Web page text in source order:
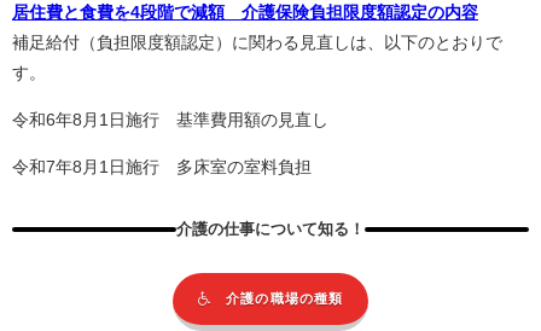
居住費と食費を4段階で減額 介護保険負担限度額認定の内容
補足給付（負担限度額認定）に関わる見直しは、以下のとおりで
す。
令和6年8月1日施行 基準費用額の見直し
令和7年8月1日施行 多床室の室料負担
介護の仕事について知る！
介護の職場の種類